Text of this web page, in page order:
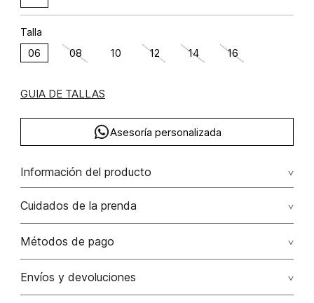
Talla
06 08 10 12 14 16
GUIA DE TALLAS
Asesoría personalizada
Información del producto
Falda midi con surcido lino 53% lyocell 34% poliéster 13%
53.00% lino/linen34.00% lyocell/lyocell13.00%
poliéster/polyester
Cuidados de la prenda
Lavado profesional en húmedo (w) planchar con vapor
No lavar
Métodos de pago
Tarjetas de crédito: Visa, Dinners, Master Card y American
Envíos y devoluciones